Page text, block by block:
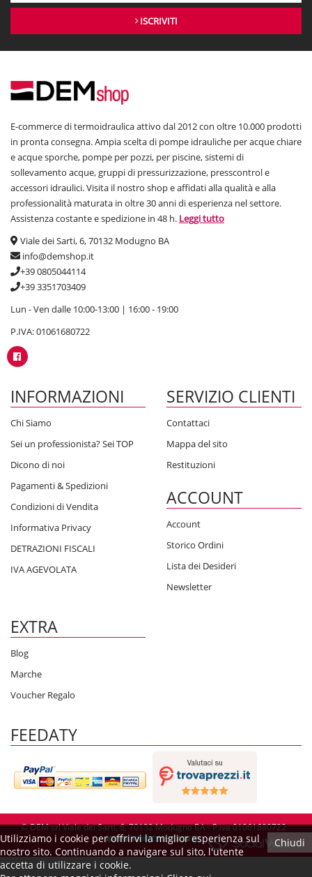
ISCRIVITI
E-commerce di termoidraulica attivo dal 2012 con oltre 10.000 prodotti
in pronta consegna. Ampia scelta di pompe idrauliche per acque chiare
e acque sporche, pompe per pozzi, per piscine, sistemi di
sollevamento acque, gruppi di pressurizzazione, presscontrol e
accessori idraulici. Visita il nostro shop e affidati alla qualità e alla
professionalità maturata in oltre 30 anni di esperienza nel settore.
Assistenza costante e spedizione in 48 h. Leggi tutto
Viale dei Sarti, 6, 70132 Modugno BA
info@demshop.it
+39 0805044114
+39 3351703409
Lun - Ven dalle 10:00-13:00 | 16:00 - 19:00
P.IVA: 01061680722
INFORMAZIONI
Chi Siamo
Sei un professionista? Sei TOP
Dicono di noi
Pagamenti & Spedizioni
Condizioni di Vendita
Informativa Privacy
DETRAZIONI FISCALI
IVA AGEVOLATA
SERVIZIO CLIENTI
Contattaci
Mappa del sito
Restituzioni
ACCOUNT
Account
Storico Ordini
Lista dei Desideri
Newsletter
EXTRA
Blog
Marche
Voucher Regalo
FEEDATY
© DEM srl Viale dei Sarti, 6, 70132 Modugno BA - P.iva 01061680722
Chiudi
Utilizziamo i cookie per offrirvi la miglior esperienza sul
nostro sito. Continuando a navigare sul sito, l'utente
accetta di utilizzare i cookie.